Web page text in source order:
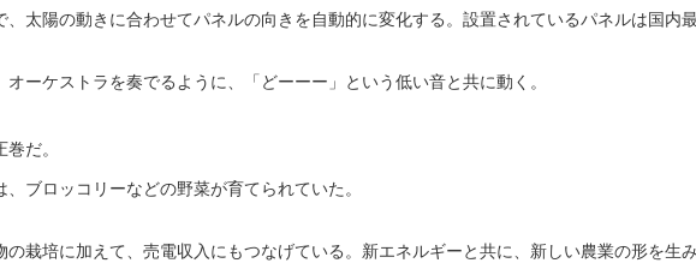
太陽の動きに合わせてパネルの向きを自動的に変化する。設置されているパネルは国内最
ーケストラを奏でるように、「どーーー」という低い音と共に動く。
だ。
ブロッコリーなどの野菜が育てられていた。
の栽培に加えて、売電収入にもつなげている。新エネルギーと共に、新しい農業の形を生み